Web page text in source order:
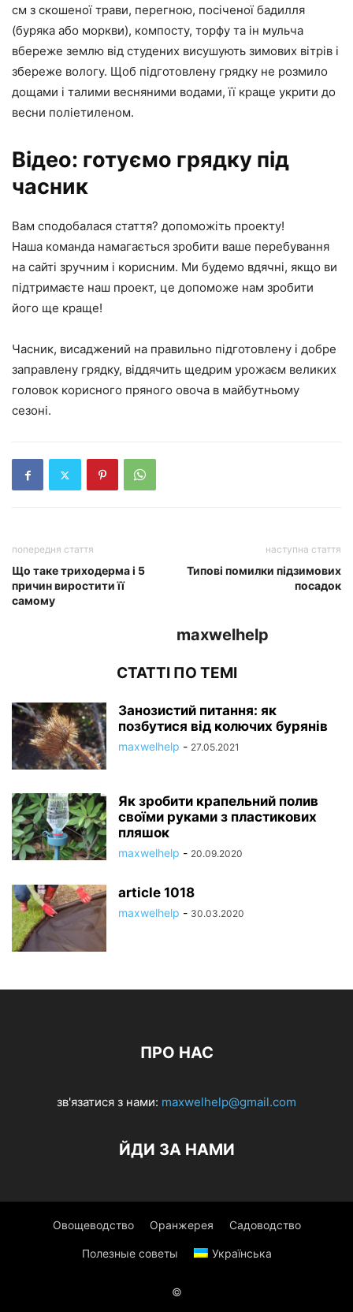
см з скошеної трави, перегною, посіченої бадилля
(буряка або моркви), компосту, торфу та ін мульча
вбереже землю від студених висушують зимових вітрів і
збереже вологу. Щоб підготовлену грядку не розмило
дощами і талими весняними водами, її краще укрити до
весни поліетиленом.
Відео: готуємо грядку під
часник
Вам сподобалася стаття? допоможіть проекту!
Наша команда намагається зробити ваше перебування
на сайті зручним і корисним. Ми будемо вдячні, якщо ви
підтримаєте наш проект, це допоможе нам зробити
його ще краще!
Часник, висаджений на правильно підготовлену і добре
заправлену грядку, віддячить щедрим урожаєм великих
головок корисного пряного овоча в майбутньому
сезоні.
попередня стаття
Що таке триходерма і 5
причин виростити її
самому
наступна стаття
Типові помилки підзимових
посадок
maxwelhelp
СТАТТІ ПО ТЕМІ
Занозистий питання: як
позбутися від колючих бурянів
maxwelhelp - 27.05.2021
Як зробити крапельний полив
своїми руками з пластикових
пляшок
maxwelhelp - 20.09.2020
article 1018
maxwelhelp - 30.03.2020
ПРО НАС
зв'язатися з нами: maxwelhelp@gmail.com
ЙДИ ЗА НАМИ
Овощеводство Оранжерея Садоводство
Полезные советы Українська
©